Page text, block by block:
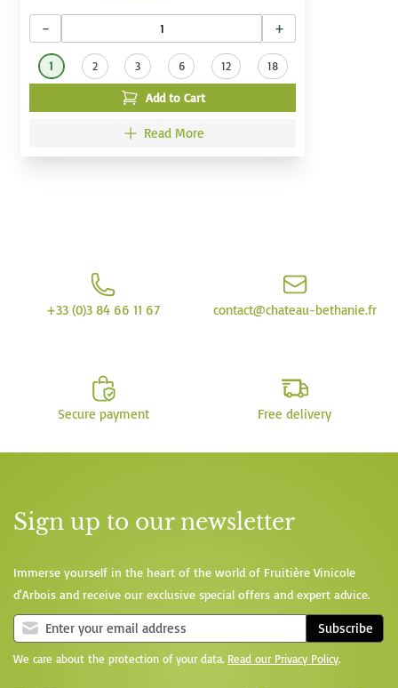
− +
1 2 3 6 12 18
Add to Cart
Read More
+33 (0)3 84 66 11 67 contact@chateau-bethanie.fr
Secure payment Free delivery
Sign up to our newsletter
Immerse yourself in the heart of the world of Fruitière Vinicole
d'Arbois and receive our exclusive special offers and expert advice.
Subscribe
We care about the protection of your data. Read our Privacy Policy.